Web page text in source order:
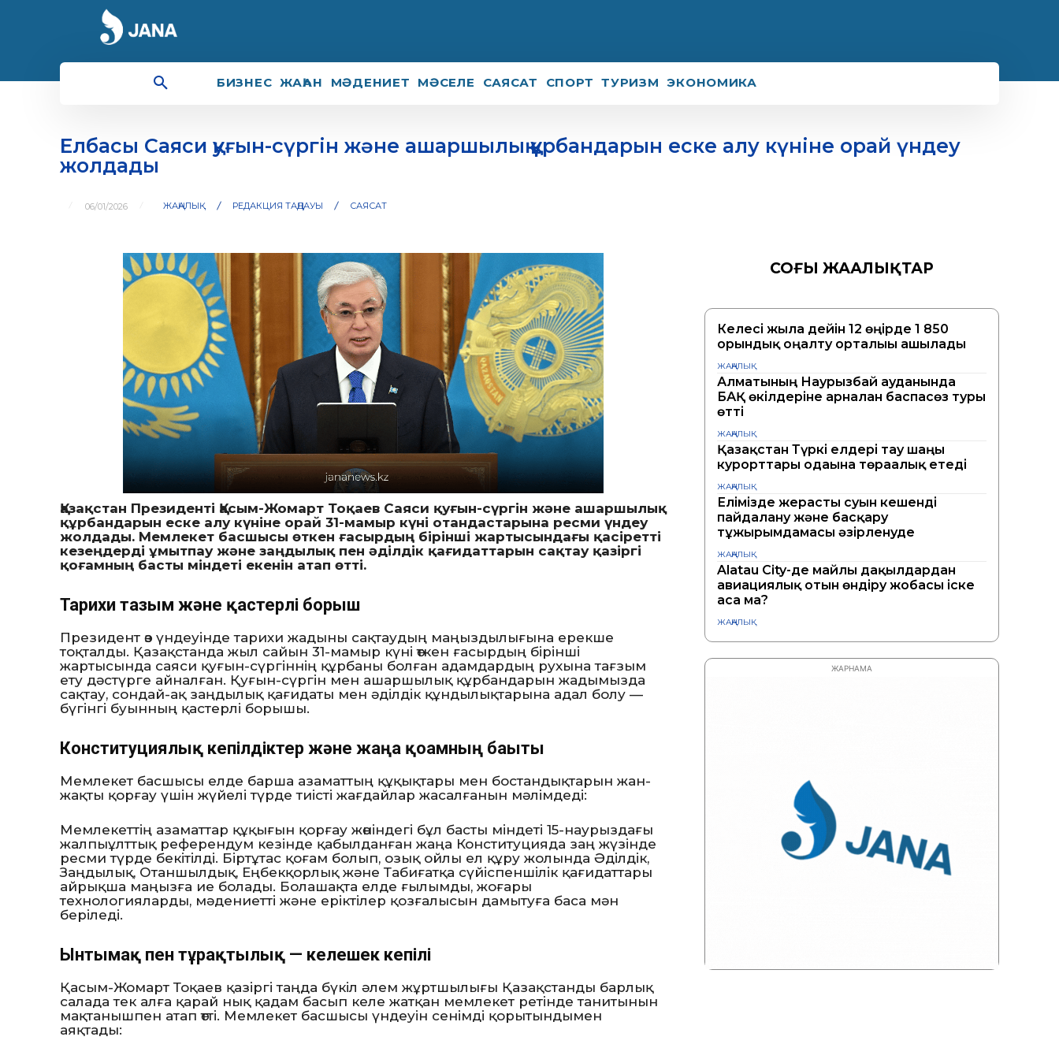
БИЗНЕС ЖАҺАН МӘДЕНИЕТ МӘСЕЛЕ САЯСАТ СПОРТ ТУРИЗМ ЭКОНОМИКА
Елбасы Саяси қуғын-сүргін және ашаршылық құрбандарын еске алу күніне орай үндеу
жолдады
06/01/2026 ЖАҢАЛЫҚ РЕДАКЦИЯ ТАҢДАУЫ САЯСАТ
Қазақстан Президенті Қасым-Жомарт Тоқаев Саяси қуғын-сүргін және ашаршылық
құрбандарын еске алу күніне орай 31-мамыр күні отандастарына ресми үндеу
жолдады. Мемлекет басшысы өткен ғасырдың бірінші жартысындағы қасіретті
кезеңдерді ұмытпау және заңдылық пен әділдік қағидаттарын сақтау қазіргі
қоғамның басты міндеті екенін атап өтті.
Тарихи тағзым және қастерлі борыш
Президент өз үндеуінде тарихи жадыны сақтаудың маңыздылығына ерекше
тоқталды. Қазақстанда жыл сайын 31-мамыр күні өткен ғасырдың бірінші
жартысында саяси қуғын-сүргіннің құрбаны болған адамдардың рухына тағзым
ету дәстүрге айналған. Қуғын-сүргін мен ашаршылық құрбандарын жадымызда
сақтау, сондай-ақ заңдылық қағидаты мен әділдік құндылықтарына адал болу —
бүгінгі буынның қастерлі борышы.
Конституциялық кепілдіктер және жаңа қоғамның бағыты
Мемлекет басшысы елде барша азаматтың құқықтары мен бостандықтарын жан-
жақты қорғау үшін жүйелі түрде тиісті жағдайлар жасалғанын мәлімдеді:
Мемлекеттің азаматтар құқығын қорғау жөніндегі бұл басты міндеті 15-наурыздағы
жалпыұлттық референдум кезінде қабылданған жаңа Конституцияда заң жүзінде
ресми түрде бекітілді. Біртұтас қоғам болып, озық ойлы ел құру жолында Әділдік,
Заңдылық, Отаншылдық, Еңбекқорлық және Табиғатқа сүйіспеншілік қағидаттары
айрықша маңызға ие болады. Болашақта елде ғылымды, жоғары
технологияларды, мәдениетті және еріктілер қозғалысын дамытуға баса мән
беріледі.
Ынтымақ пен тұрақтылық — келешек кепілі
Қасым-Жомарт Тоқаев қазіргі таңда бүкіл әлем жұртшылығы Қазақстанды барлық
салада тек алға қарай нық қадам басып келе жатқан мемлекет ретінде танитынын
мақтанышпен атап өтті. Мемлекет басшысы үндеуін сенімді қорытындымен
аяқтады:
СОҢҒЫ ЖАҢАЛЫҚТАР
Келесі жылға дейін 12 өңірде 1 850
орындық оңалту орталығы ашылады
ЖАҢАЛЫҚ
Алматының Наурызбай ауданында
БАҚ өкілдеріне арналған баспасөз туры
өтті
ЖАҢАЛЫҚ
Қазақстан Түркі елдері тау шаңғы
курорттары одағына төрағалық етеді
ЖАҢАЛЫҚ
Елімізде жерасты суын кешенді
пайдалану және басқару
тұжырымдамасы әзірленуде
ЖАҢАЛЫҚ
Alatau City-де майлы дақылдардан
авиациялық отын өндіру жобасы іске
аса ма?
ЖАҢАЛЫҚ
ЖАРНАМА